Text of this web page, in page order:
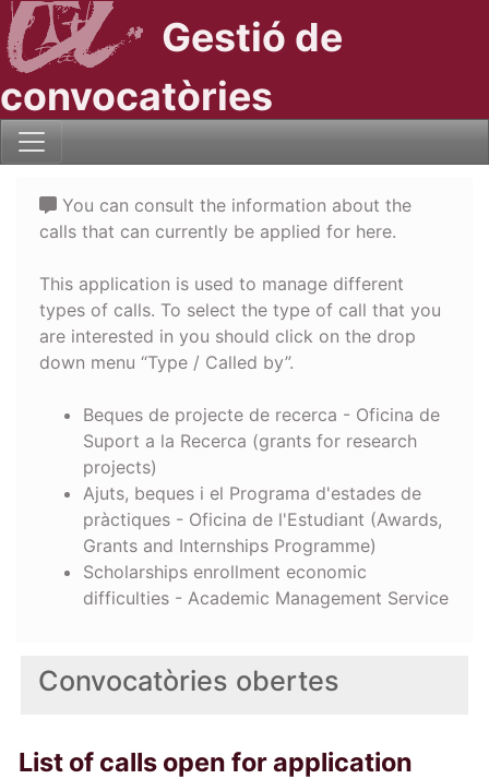
Gestió de
convocatòries
Convocatòries obertes
List of calls open for application
You can consult the information about the
calls that can currently be applied for here.
This application is used to manage different
types of calls. To select the type of call that you
are interested in you should click on the drop
down menu “Type / Called by”.
Beques de projecte de recerca - Oficina de
Suport a la Recerca (grants for research
projects)
Ajuts, beques i el Programa d'estades de
pràctiques - Oficina de l'Estudiant (Awards,
Grants and Internships Programme)
Scholarships enrollment economic
difficulties - Academic Management Service